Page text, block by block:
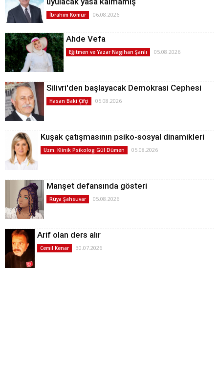
İbrahim Kömür 06.08.2026
Ahde Vefa
Eğitmen ve Yazar Nagihan Şanlı 05.08.2026
Silivri'den başlayacak Demokrasi Cephesi
Hasan Baki Çifçi 05.08.2026
Kuşak çatışmasının psiko-sosyal dinamikleri
Uzm. Klinik Psikolog Gül Dümen 05.08.2026
Manşet defansında gösteri
Rüya Şahsuvar 05.08.2026
Arif olan ders alır
Cemil Kenar 30.07.2026